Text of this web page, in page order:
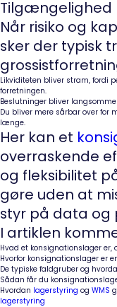
Tilgængelighed
Når risiko og
sker der typisk
Likviditeten bliver stram, fordi
forretningen.
Beslutninger bliver
Du bliver mere sårbar over for
længe.
Her kan et
overraskende
og fleksibilitet
gøre uden at
styr på data og
I artiklen
Hvad et konsignationslager er,
Hvorfor konsignationslager er
De typiske faldgruber og
Sådan får du
Hvordan lagerstyring og WMS
lagerstyring